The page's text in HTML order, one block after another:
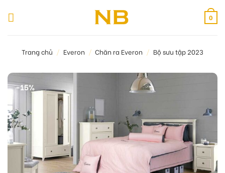
qua
nội
0
Trang chủ / Everon / Chăn ra Everon / Bộ sưu tập 2023
-15%